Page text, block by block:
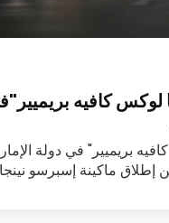
لوكس كافيه
بريميير" في دولة
ماكينة إسبرسو